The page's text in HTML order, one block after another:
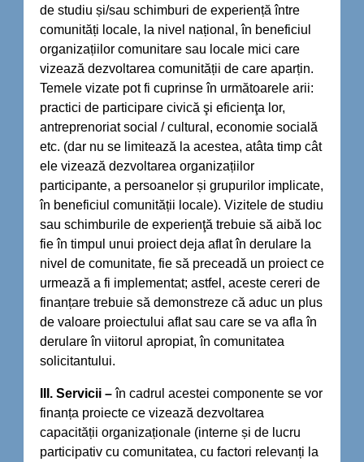
de studiu și/sau schimburi de experiență între
comunități locale, la nivel național, în beneficiul
organizațiilor comunitare sau locale mici care
vizează dezvoltarea comunității de care aparțin.
Temele vizate pot fi cuprinse în următoarele arii:
practici de participare civică şi eficienţa lor,
antreprenoriat social / cultural, economie socială
etc. (dar nu se limitează la acestea, atâta timp cât
ele vizează dezvoltarea organizațiilor
participante, a persoanelor și grupurilor implicate,
în beneficiul comunității locale). Vizitele de studiu
sau schimburile de experienţă trebuie să aibă loc
fie în timpul unui proiect deja aflat în derulare la
nivel de comunitate, fie să preceadă un proiect ce
urmează a fi implementat; astfel, aceste cereri de
finanțare trebuie să demonstreze că aduc un plus
de valoare proiectului aflat sau care se va afla în
derulare în viitorul apropiat, în comunitatea
solicitantului.
III. Servicii –în cadrul acestei componente se vor
finanța proiecte ce vizează dezvoltarea
capacității organizaționale (interne și de lucru
participativ cu comunitatea, cu factori relevanți la